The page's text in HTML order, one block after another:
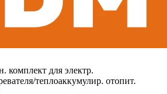
комплект для электр.
теплоаккумулир. отопит.